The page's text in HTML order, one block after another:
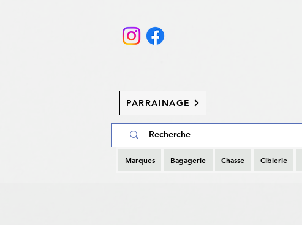
PARRAINAGE
Marques Bagagerie Chasse Ciblerie